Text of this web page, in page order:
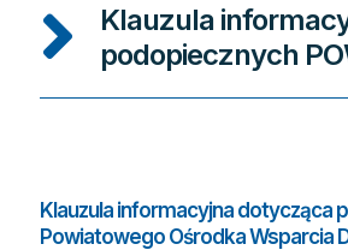
Klauzula
podopiecznych
Klauzula informacyjna dotycząca
Powiatowego Ośrodka Wsparcia